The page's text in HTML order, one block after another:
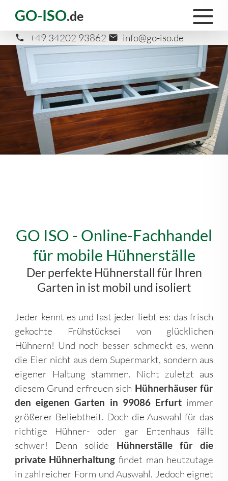
GO-ISO.de
+49 34202 93862 info@go-iso.de
GO ISO - Online-Fachhandel
für mobile Hühnerställe
Der perfekte Hühnerstall für Ihren
Garten in ist mobil und isoliert
Jeder kennt es und fast jeder liebt es: das frisch
gekochte Frühstücksei von glücklichen
Hühnern! Und noch besser schmeckt es, wenn
die Eier nicht aus dem Supermarkt, sondern aus
eigener Haltung stammen. Nicht zuletzt aus
diesem Grund erfreuen sich Hühnerhäuser für
den eigenen Garten in 99086 Erfurtimmer
größerer Beliebtheit. Doch die Auswahl für das
richtige Hühner- oder gar Entenhaus fällt
schwer! Denn solide Hühnerställe für die
private Hühnerhaltung findet man heutzutage
in zahlreicher Form und Auswahl. Jedoch eignet